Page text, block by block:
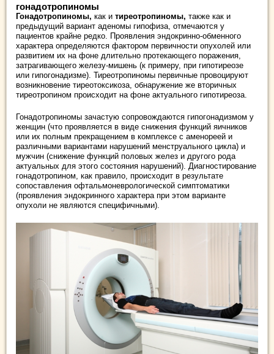
гонадотропиномы
Гонадотропиномы, как и тиреотропиномы, также как и
предыдущий вариант аденомы гипофиза, отмечаются у
пациентов крайне редко. Проявления эндокринно-обменного
характера определяются фактором первичности опухолей или
развитием их на фоне длительно протекающего поражения,
затрагивающего железу-мишень (к примеру, при гипотиреозе
или гипогонадизме). Тиреотропиномы первичные провоцируют
возникновение тиреотоксикоза, обнаружение же вторичных
тиреотропином происходит на фоне актуального гипотиреоза.
Гонадотропиномы зачастую сопровождаются гипогонадизмом у
женщин (что проявляется в виде снижения функций яичников
или их полным прекращением в комплексе с аменореей и
различными вариантами нарушений менструального цикла) и
мужчин (снижение функций половых желез и другого рода
актуальных для этого состояния нарушений). Диагностирование
гонадотропином, как правило, происходит в результате
сопоставления офтальмоневрологической симптоматики
(проявления эндокринного характера при этом варианте
опухоли не являются специфичными).